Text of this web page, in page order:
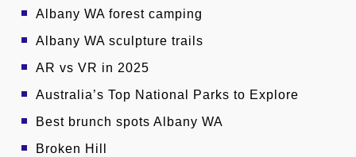
Albany WA forest camping
Albany WA sculpture trails
AR vs VR in 2025
Australia’s Top National Parks to Explore
Best brunch spots Albany WA
Broken Hill